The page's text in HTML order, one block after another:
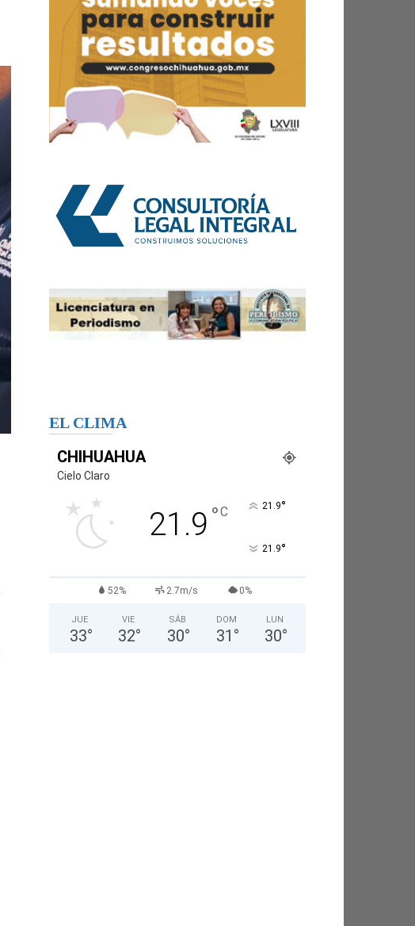
EL CLIMA
CHIHUAHUA
Cielo Claro
21.9 °C 21.9°
21.9°
52% 2.7m/s 0%
JUE
33°
VIE
32°
SÁB
30°
DOM
31 °
LUN
30°